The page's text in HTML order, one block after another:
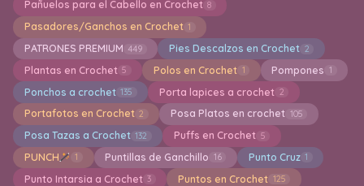
Pañuelos para el Cabello en Crochet 8
Pasadores/Ganchos en Crochet 1
PATRONES PREMIUM 449 Pies Descalzos en Crochet 2
Plantas en Crochet 5 Polos en Crochet 1 Pompones 1
Ponchos a crochet 135 Porta lapices a crochet 2
Portafotos en Crochet 2 Posa Platos en crochet 105
Posa Tazas a Crochet 132 Puffs en Crochet 5
PUNCH 1 Puntillas de Ganchillo 16 Punto Cruz 1
Punto Intarsia a Crochet 3 Puntos en Crochet 125